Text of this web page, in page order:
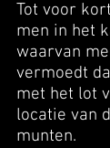
Tot voor
men in het
waarvan
vermoedt
met het lot
locatie van
munten.